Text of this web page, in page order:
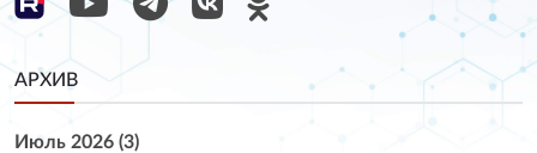
АРХИВ
Июль 2026 (3)